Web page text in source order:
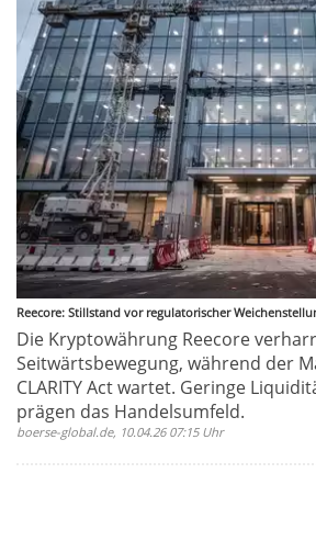
Reecore: Stillstand vor regulatorischer
Die Kryptowährung Reecore
Seitwärtsbewegung, während der
CLARITY Act wartet. Geringe
prägen das Handelsumfeld.
boerse-global.de, 10.04.26 07:15 Uhr